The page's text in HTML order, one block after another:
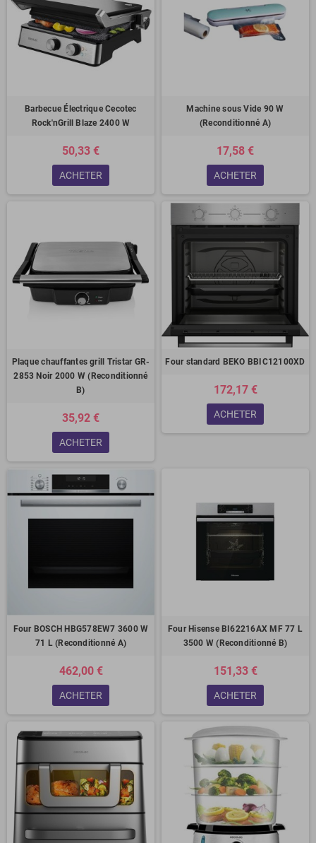
Barbecue Électrique Cecotec
Rock'nGrill Blaze 2400 W
50,33 €
ACHETER
Machine sous Vide 90 W
(Reconditionné A)
17,58 €
ACHETER
Plaque chauffantes grill Tristar GR-
2853 Noir 2000 W (Reconditionné
B)
35,92 €
ACHETER
Four standard BEKO BBIC12100XD
172,17 €
ACHETER
Four BOSCH HBG578EW7 3600 W
71 L (Reconditionné A)
462,00 €
ACHETER
Four Hisense BI62216AX MF 77 L
3500 W (Reconditionné B)
151,33 €
ACHETER